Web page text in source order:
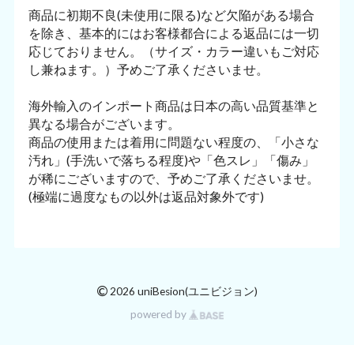
商品に初期不良(未使用に限る)など欠陥がある場合
を除き、基本的にはお客様都合による返品には一切
応じておりません。（サイズ・カラー違いもご対応
し兼ねます。）予めご了承くださいませ。
海外輸入のインポート商品は日本の高い品質基準と
異なる場合がございます。
商品の使用または着用に問題ない程度の、「小さな
汚れ」(手洗いで落ちる程度)や「色スレ」「傷み」
が稀にございますので、予めご了承くださいませ。
(極端に過度なもの以外は返品対象外です)
©2026 uniBesion(ユニビジョン)
powered by